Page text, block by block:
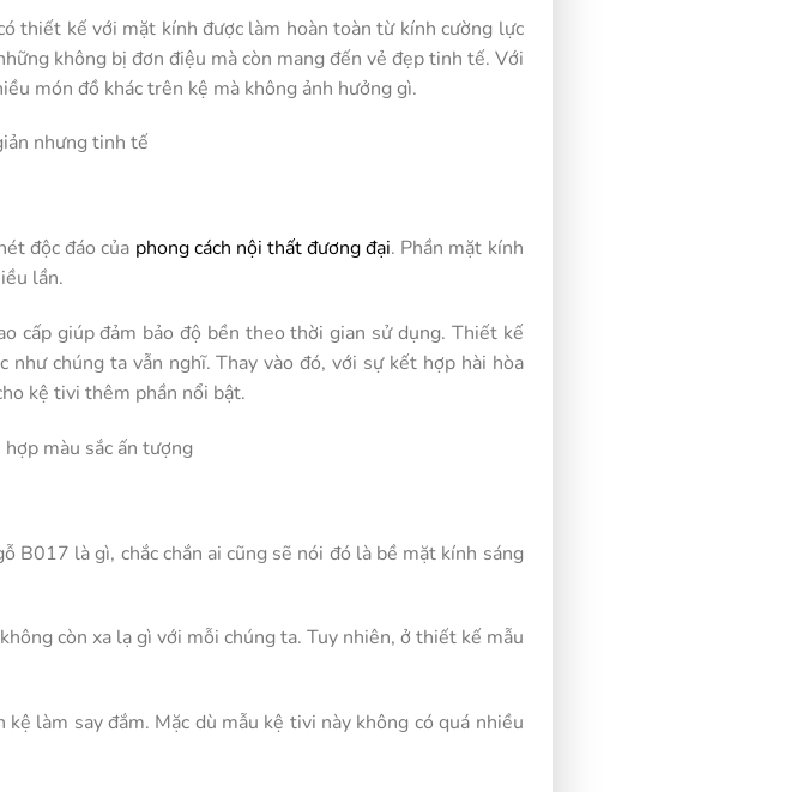
thiết kế với mặt kính được làm hoàn toàn từ kính cường lực
không bị đơn điệu mà còn mang đến vẻ đẹp tinh tế. Với
món đồ khác trên kệ mà không ảnh hưởng gì.
nhưng tinh tế
độc đáo của phong cách nội thất đương đại. Phần mặt kính
lần.
cấp giúp đảm bảo độ bền theo thời gian sử dụng. Thiết kế
chúng ta vẫn nghĩ. Thay vào đó, với sự kết hợp hài hòa
kệ tivi thêm phần nổi bật.
màu sắc ấn tượng
B017 là gì, chắc chắn ai cũng sẽ nói đó là bề mặt kính sáng
còn xa lạ gì với mỗi chúng ta. Tuy nhiên, ở thiết kế mẫu
làm say đắm. Mặc dù mẫu kệ tivi này không có quá nhiều